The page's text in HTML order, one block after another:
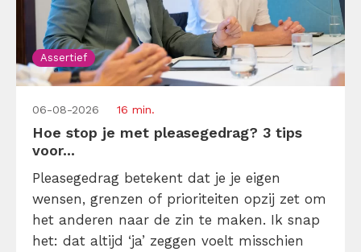
Assertief
06-08-2026 16 min.
Hoe stop je met pleasegedrag? 3 tips
voor...
Pleasegedrag betekent dat je je eigen
wensen, grenzen of prioriteiten opzij zet om
het anderen naar de zin te maken. Ik snap
het: dat altijd ‘ja’ zeggen voelt misschien